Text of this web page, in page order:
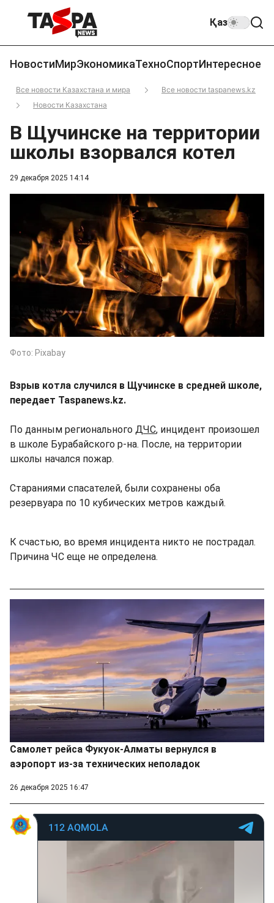
Қаз
НовостиМирЭкономикаТехноСпортИнтересное
Все новости Казахстана и мира
Все новости taspanews.kz
Новости Казахстана
29 декабря 2025 14:14
В Щучинске на территории
школы взорвался котел
Фото: Pixabay
Взрыв котла случился в Щучинске в средней школе,
передает Taspanews.kz.
По данным регионального ДЧС, инцидент произошел
в школе Бурабайского р-на. После, на территории
школы начался пожар.
Стараниями спасателей, были сохранены оба
резервуара по 10 кубических метров каждый.
К счастью, во время инцидента никто не пострадал.
Причина ЧС еще не определена.
Самолет рейса Фукуок-Алматы вернулся в
аэропорт из-за технических неполадок
26 декабря 2025 16:47